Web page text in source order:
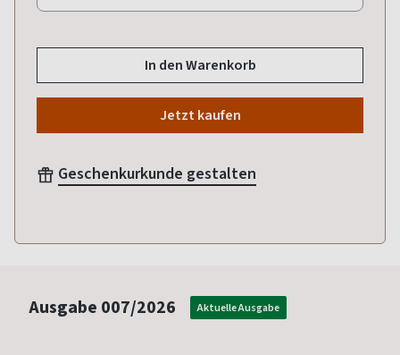
In den Warenkorb
Jetzt kaufen
Geschenkurkunde gestalten
Ausgabe 007/2026 Aktuelle Ausgabe